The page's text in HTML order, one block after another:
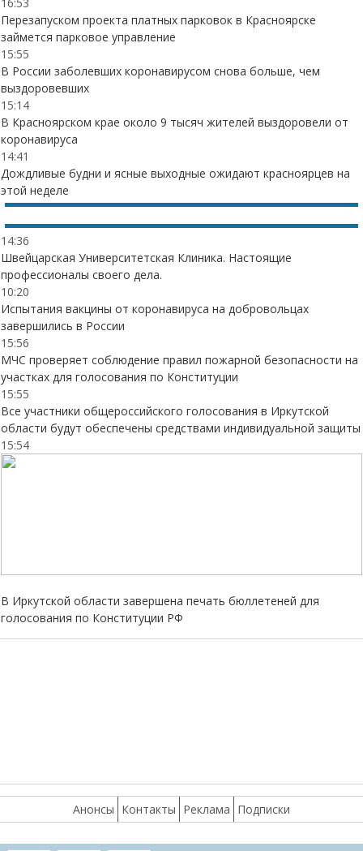
16:53
Перезапуском проекта платных парковок в Красноярске
займется парковое управление
15:55
В России заболевших коронавирусом снова больше, чем
выздоровевших
15:14
В Красноярском крае около 9 тысяч жителей выздоровели от
коронавируса
14:41
Дождливые будни и ясные выходные ожидают красноярцев на
этой неделе
14:36
Швейцарская Университетская Клиника. Настоящие
профессионалы своего дела.
10:20
Испытания вакцины от коронавируса на добровольцах
завершились в России
15:56
МЧС проверяет соблюдение правил пожарной безопасности на
участках для голосования по Конституции
15:55
Все участники общероссийского голосования в Иркутской
области будут обеспечены средствами индивидуальной защиты
15:54
В Иркутской области завершена печать бюллетеней для
голосования по Конституции РФ
Анонсы Контакты Реклама Подписки